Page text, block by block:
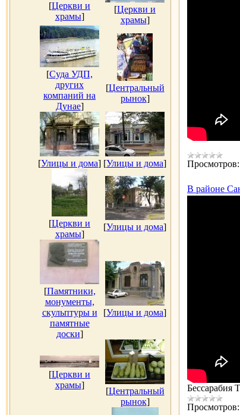
[Церкви и
храмы]
[Церкви и
храмы]
[Суда УДП,
других
компаний на
Дунае]
[Центральный
рынок]
[Улицы и дома] [Улицы и дома]
[Церкви и
храмы]
[Улицы и дома]
[Памятники,
монументы,
скульптуры и
памятные
доски]
[Улицы и дома]
[Церкви и
храмы]
[Центральный
рынок]
Просмотров:
В районе
Бессарабия
Просмотров: